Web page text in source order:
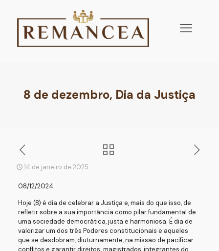
8 de dezembro, Dia da Justiça
14 de janeiro de 2025
08/12/2024
Hoje (8) é dia de celebrar a Justiça e, mais do que isso, de
refletir sobre a sua importância como pilar fundamental de
uma sociedade democrática, justa e harmoniosa. É dia de
valorizar um dos três Poderes constitucionais e aqueles
que se desdobram, diuturnamente, na missão de pacificar
conflitos e garantir direitos: magistrados, integrantes do